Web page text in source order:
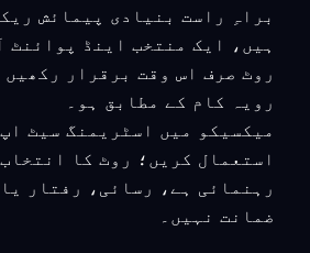
براہِ راست بنیادی پیمائش
ہیں، ایک منتخب اینڈ پوائنٹ
روٹ صرف اس وقت برقرار رکھیں
رویہ کام کے مطابق ہو۔
میکسیکو میں اسٹریمنگ سیٹ
استعمال کریں؛ روٹ کا
رہنمائی ہے، رسائی، رفتار
ضمانت نہیں۔